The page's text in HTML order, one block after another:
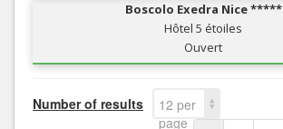
Boscolo Exedra Nice *****
Hôtel 5 étoiles
Ouvert
Number of results
12 per
page